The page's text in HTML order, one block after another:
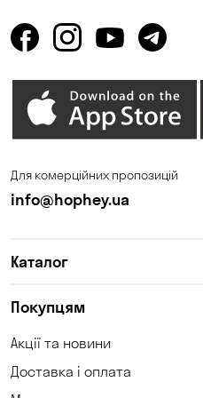
Для комерційних пропозицій
info@hophey.ua
Каталог
Покупцям
Акції та новини
Доставка і оплата